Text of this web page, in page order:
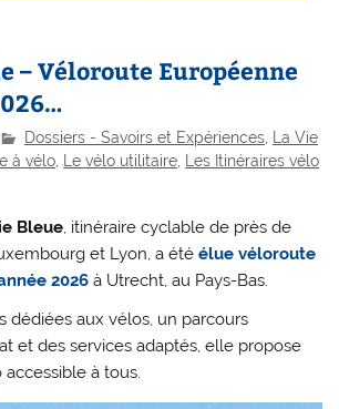
– Véloroute Européenne
Dossiers - Savoirs et Expériences
La Vie
à vélo, Le vélo utilitaire, Les Itinéraires vélo
Bleue, itinéraire cyclable de près de
et Lyon, a étéélue véloroute
2026 à Utrecht, au Pays-Bas.
dédiées aux vélos, un parcours
et des services adaptés, elle propose
à tous.